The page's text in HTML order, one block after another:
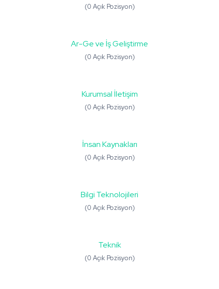
(0 Açık Pozisyon)
Ar-Ge ve İş Geliştirme
(0 Açık Pozisyon)
Kurumsal İletişim
(0 Açık Pozisyon)
İnsan Kaynakları
(0 Açık Pozisyon)
Bilgi Teknolojileri
(0 Açık Pozisyon)
Teknik
(0 Açık Pozisyon)